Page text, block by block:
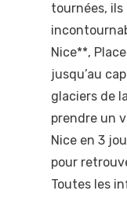
tournées,
Nice**,
jusqu’au
glaciers de
prendre un
Nice en 3
pour
Toutes les